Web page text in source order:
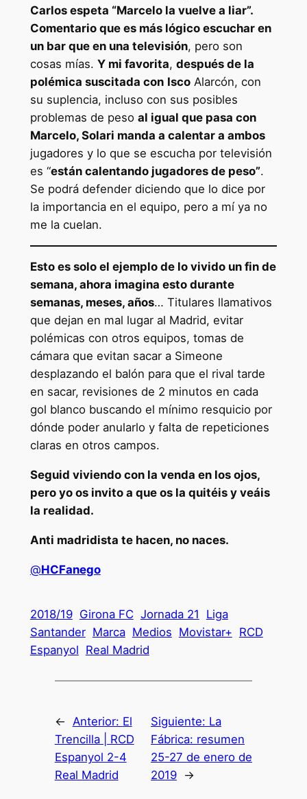
Carlos espeta “Marcelo la vuelve a liar”.
Comentario que es más lógico escuchar en
un bar que en una televisión, pero son
cosas mías. Y mi favorita, después de la
polémica suscitada con IscoAlarcón, con
su suplencia, incluso con sus posibles
problemas de peso al igual que pasa con
Marcelo, Solari manda a calentar a ambos
jugadores y lo que se escucha por televisión
es “están calentando jugadores de peso”.
Se podrá defender diciendo que lo dice por
la importancia en el equipo, pero a mí ya no
me la cuelan.
Esto es solo el ejemplo de lo vivido un fin de
semana, ahora imagina esto durante
semanas, meses, años… Titulares llamativos
que dejan en mal lugar al Madrid, evitar
polémicas con otros equipos, tomas de
cámara que evitan sacar a Simeone
desplazando el balón para que el rival tarde
en sacar, revisiones de 2 minutos en cada
gol blanco buscando el mínimo resquicio por
dónde poder anularlo y falta de repeticiones
claras en otros campos.
Seguid viviendo con la venda en los ojos,
pero yo os invito a que os la quitéis y veáis
la realidad.
Anti madridista te hacen, no naces.
@HCFanego
2018/19 Girona FC Jornada 21
Liga
Santander Marca Medios Movistar+ RCD
Espanyol Real Madrid
← Anterior: El
Trencilla | RCD
Espanyol 2-4
Real Madrid
Siguiente: La
Fábrica: resumen
25-27 de enero de
2019 →